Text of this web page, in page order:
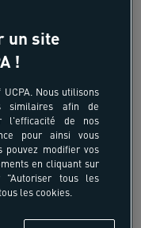
18-40 ans
sur
l'Allier
- Prades -
Ardèche
un site
!
Nous utilisons
similaires afin de
l'efficacité de nos
pour ainsi vous
pouvez modifier vos
en cliquant sur
"Autoriser tous les
les cookies.